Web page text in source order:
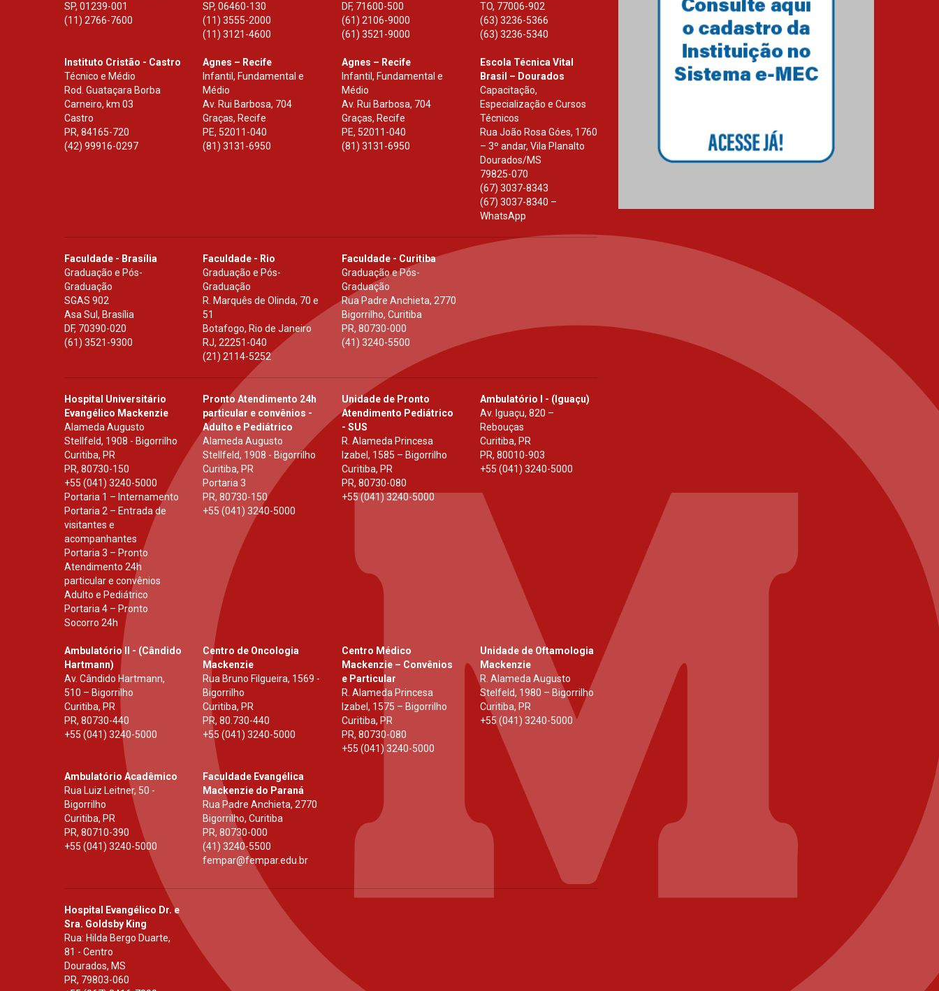
SP, 01239-001
(11) 2766-7600
SP,06460-130
(11) 3555-2000
(11) 3121-4600
DF, 71600-500
(61) 2106-9000
(61) 3521-9000
TO, 77006-902
(63) 3236-5366
(63) 3236-5340
Instituto Cristão - Castro
Técnico e Médio
Rod. Guataçara Borba
Carneiro, km 03
Castro
PR, 84165-720
(42) 99916-0297
Agnes – Recife
Infantil, Fundamental e
Médio
Av. Rui Barbosa, 704
Graças, Recife
PE, 52011-040
(81) 3131-6950
Agnes – Recife
Infantil, Fundamental e
Médio
Av. Rui Barbosa, 704
Graças, Recife
PE, 52011-040
(81) 3131-6950
Escola Técnica Vital
Brasil – Dourados
Capacitação,
Especialização e Cursos
Técnicos
Rua João Rosa Góes, 1760
– 3º andar, Vila Planalto
Dourados/MS
79825-070
(67) 3037-8343
(67) 3037-8340 –
WhatsApp
Faculdade - Brasília
Graduação e Pós-
Graduação
SGAS 902
Asa Sul, Brasília
DF, 70390-020
(61) 3521-9300
Faculdade - Rio
Graduação e Pós-
Graduação
R. Marquês de Olinda, 70 e
51
Botafogo, Rio de Janeiro
RJ,22251-040
(21) 2114-5252
Faculdade - Curitiba
Graduação e Pós-
Graduação
Rua Padre Anchieta, 2770
Bigorrilho, Curitiba
PR, 80730-000
(41) 3240-5500
Hospital Universitário
Evangélico Mackenzie
Alameda Augusto
Stellfeld, 1908 - Bigorrilho
Curitiba, PR
PR, 80730-150
+55 (041) 3240-5000
Portaria 1 – Internamento
Portaria 2 – Entrada de
visitantes e
acompanhantes
Portaria 3 – Pronto
Atendimento 24h
particular e convênios
Adulto e Pediátrico
Portaria 4 – Pronto
Socorro 24h
Pronto Atendimento 24h
particular e convênios -
Adulto e Pediátrico
Alameda Augusto
Stellfeld, 1908 - Bigorrilho
Curitiba, PR
Portaria 3
PR,80730-150
+55 (041) 3240-5000
Unidade de Pronto
Atendimento Pediátrico
- SUS
R. Alameda Princesa
Izabel, 1585 – Bigorrilho
Curitiba, PR
PR, 80730-080
+55 (041) 3240-5000
Ambulatório I - (Iguaçu)
Av. Iguaçu, 820 –
Rebouças
Curitiba, PR
PR, 80010-903
+55 (041) 3240-5000
Ambulatório II - (Cândido
Hartmann)
Av. Cândido Hartmann,
510 – Bigorrilho
Curitiba, PR
PR, 80730-440
+55 (041) 3240-5000
Centro de Oncologia
Mackenzie
Rua Bruno Filgueira, 1569 -
Bigorrilho
Curitiba, PR
PR,80.730-440
+55 (041) 3240-5000
Centro Médico
Mackenzie – Convênios
e Particular
R. Alameda Princesa
Izabel, 1575 – Bigorrilho
Curitiba, PR
PR, 80730-080
+55 (041) 3240-5000
Unidade de Oftamologia
Mackenzie
R. Alameda Augusto
Stelfeld, 1980 – Bigorrilho
Curitiba, PR
+55 (041) 3240-5000
Ambulatório Acadêmico
Rua Luiz Leitner, 50 -
Bigorrilho
Curitiba, PR
PR, 80710-390
+55 (041) 3240-5000
Faculdade Evangélica
Mackenzie do Paraná
Rua Padre Anchieta, 2770
Bigorrilho, Curitiba
PR,80730-000
(41) 3240-5500
fempar@fempar.edu.br
Hospital Evangélico Dr. e
Sra. Goldsby King
Rua: Hilda Bergo Duarte,
81 - Centro
Dourados, MS
PR, 79803-060